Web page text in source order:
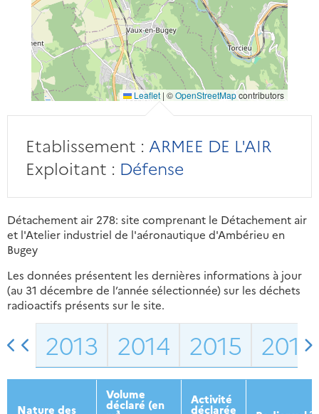
Leaflet | ©OpenStreetMapcontributors
Etablissement : ARMEE DE L'AIR
Exploitant : Défense
Détachement air 278: site comprenant le Détachement air
et l'Atelier industriel de l'aéronautique d'Ambérieu en
Bugey
Les données présentent les dernières informations à jour
(au 31 décembre de l’année sélectionnée) sur les déchets
radioactifs présents sur le site.
2013 2014 2015 2016
Nature des
Volume
déclaré (en Activité
déclarée